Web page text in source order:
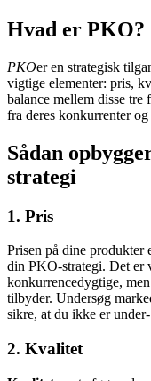
Hvad er PKO?
PKOer en strategisk
vigtige elementer: pris,
balance mellem disse
fra deres konkurrenter
Sådan
strategi
1. Pris
Prisen på dine produkter
din PKO-strategi. Det er
konkurrencedygtige,
tilbyder. Undersøg
sikre, at du ikke er
2. Kvalitet